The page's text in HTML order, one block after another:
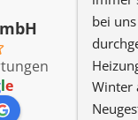
le
bei
Winter